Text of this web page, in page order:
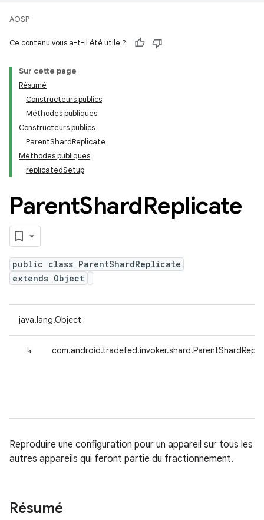
AOSP
Ce contenu vous a-t-il été utile ?
Sur cette page
Résumé
Constructeurs publics
Méthodes publiques
Constructeurs publics
ParentShardReplicate
Méthodes publiques
replicatedSetup
ParentShardReplicate
public class ParentShardReplicate
extends Object
java.lang.Object
↳
Reproduire une configuration pour un appareil sur tous les
autres appareils qui feront partie du fractionnement.
Résumé